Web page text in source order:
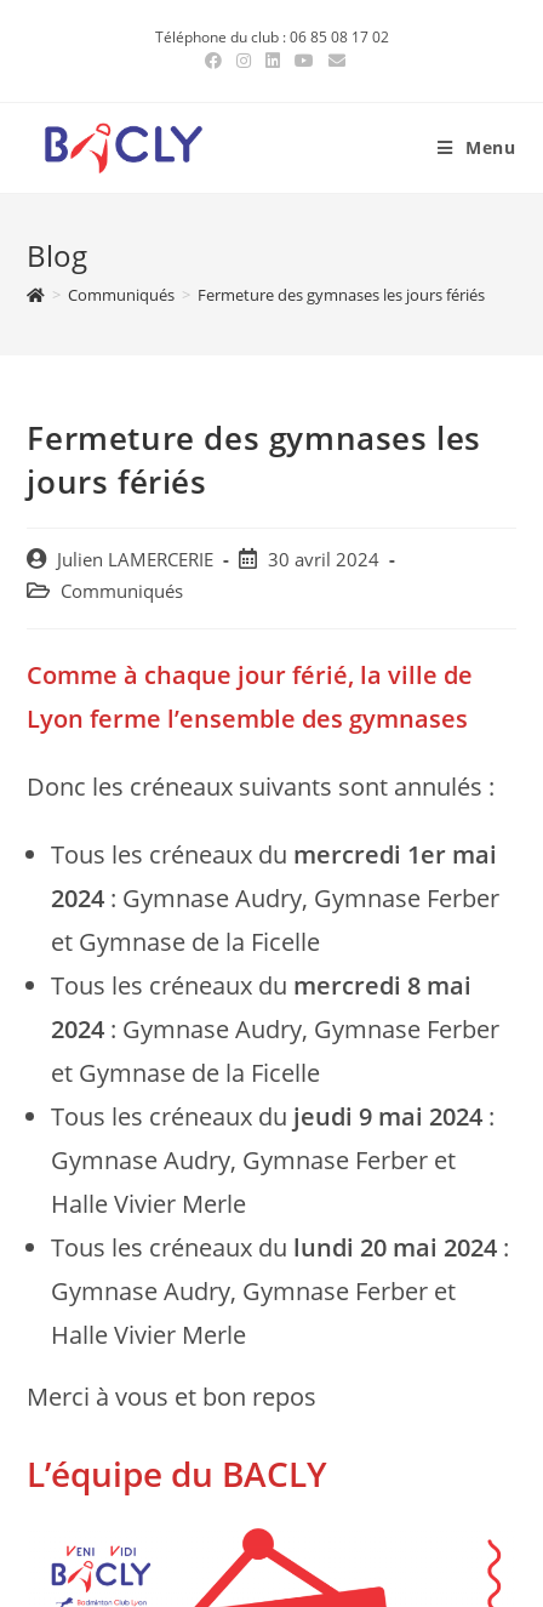
Téléphone du club : 06 85 08 17 02
Menu
Blog
> Communiqués > Fermeture des gymnases les jours fériés
Fermeture des gymnases les
jours fériés
Post
author:
Julien LAMERCERIE
Post30 avril 2024
Post Communiqués
Comme à chaque jour férié, la ville de
Lyon ferme l’ensemble des gymnases
Donc les créneaux suivants sont annulés :
Tous les créneaux du mercredi 1er mai
2024 : Gymnase Audry, Gymnase Ferber
et Gymnase de la Ficelle
Tous les créneaux du mercredi 8 mai
2024 : Gymnase Audry, Gymnase Ferber
et Gymnase de la Ficelle
Tous les créneaux du jeudi 9 mai 2024 :
Gymnase Audry, Gymnase Ferber et
Halle Vivier Merle
Tous les créneaux du lundi 20 mai 2024 :
Gymnase Audry, Gymnase Ferber et
Halle Vivier Merle
Merci à vous et bon repos
L’équipe du BACLY